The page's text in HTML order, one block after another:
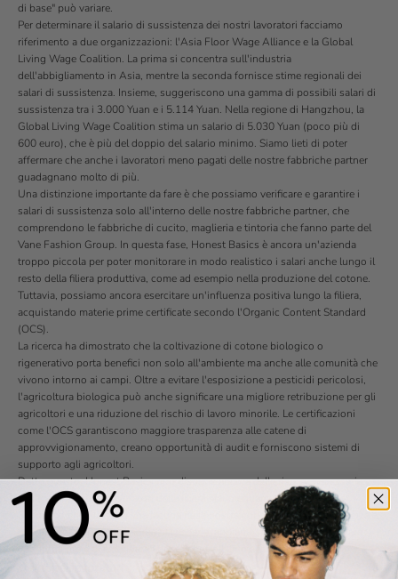
di base" può variare.
Per determinare il salario di sussistenza dei nostri lavoratori facciamo
riferimento a due organizzazioni: l'Asia Floor Wage Alliancee la Global
Living Wage Coalition. La prima si concentra sull'industria
dell'abbigliamento in Asia, mentre la seconda fornisce stime regionali dei
salari di sussistenza. Insieme, suggeriscono una gamma di possibili salari di
sussistenza tra i 3.000 Yuan e i 5.114 Yuan. Nella regione di Hangzhou, la
Global Living Wage Coalition stima un salario di 5.030 Yuan (poco più di
600 euro), che è più del doppio del salario minimo. Siamo lieti di poter
affermare che anche i lavoratori meno pagati delle nostre fabbriche partner
guadagnano molto di più.
Una distinzione importante da fare è che possiamo verificare e garantire i
salari di sussistenza solo all'interno delle nostre fabbriche partner, che
comprendono le fabbriche di cucito, maglieria e tintoria che fanno parte del
Vane Fashion Group. In questa fase, Honest Basics è ancora un'azienda
troppo piccola per poter monitorare in modo realistico i salari anche lungo il
resto della filiera produttiva, come ad esempio nella produzione del cotone.
Tuttavia, possiamo ancora esercitare un'influenza positiva lungo la filiera,
acquistando materie prime certificate secondo l'Organic Content Standard
(OCS).
La ricerca ha dimostrato che la coltivazione di cotone biologico o
rigenerativo porta benefici non solo all'ambiente ma anche alle comunità che
vivono intorno ai campi. Oltre a evitare l'esposizione a pesticidi pericolosi,
l'agricoltura biologica può anche significare una migliore retribuzione per gli
agricoltori e una riduzione del rischio di lavoro minorile. Le certificazioni
come l'OCS garantiscono maggiore trasparenza alle catene di
approvvigionamento, creano opportunità di audit e forniscono sistemi di
supporto agli agricoltori.
Detto questo, Honest Basics non dispone ancora delle risorse necessarie per
verificare che tutti i lavoratori della filiera siano equamente retribuiti.
Sappiamo che questa è una lacuna nella nostra copertura della trasparenza e,
non appena avremo le risorse necessarie, abbiamo intenzione di indagare
ulteriormente e di estendere i nostri controlli fino ai campi di cotone.